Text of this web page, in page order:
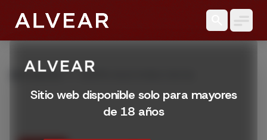
Sitio web disponible solo para mayores
de 18 años
Productos GRAPPA VALDI ROBLE 500 ML